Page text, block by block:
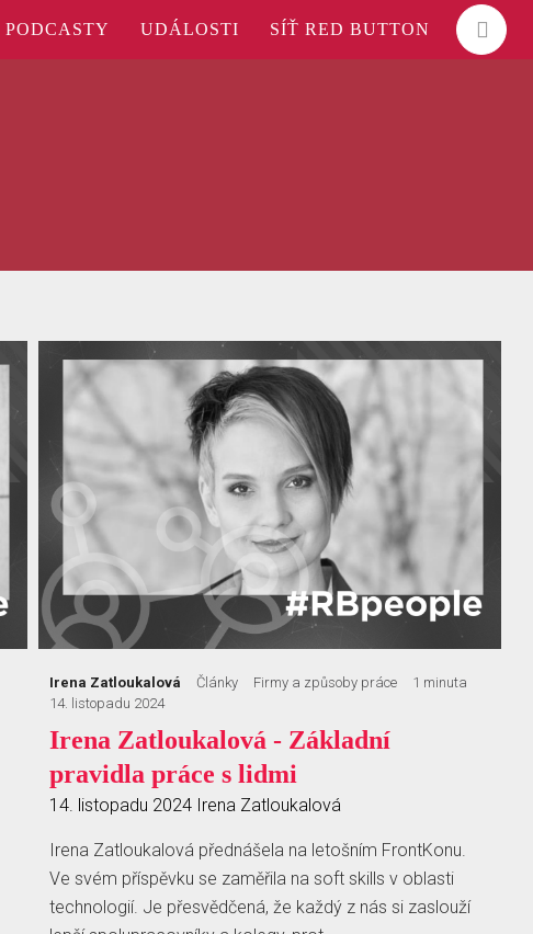
PODCASTY UDÁLOSTI SÍŤ RED BUTTON
Irena Zatloukalová Články Firmy a způsoby práce
1 minuta
14. listopadu 2024
Irena Zatloukalová - Základní
pravidla práce s lidmi
14. listopadu 2024 Irena Zatloukalová
Irena Zatloukalová přednášela na letošním FrontKonu.
Ve svém příspěvku se zaměřila na soft skills v oblasti
technologií. Je přesvědčená, že každý z nás si zaslouží